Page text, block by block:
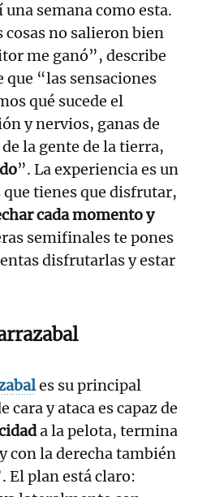
semana como esta.
cosas no salieron bien
me ganó”, describe
que “las sensaciones
qué sucede el
y nervios, ganas de
la gente de la tierra,
”. La experiencia es un
que tienes que disfrutar,
cada momento y
semifinales te pones
disfrutarlas y estar
es su principal
cara y ataca es capaz de
a la pelota, termina
con la derecha también
El plan está claro: